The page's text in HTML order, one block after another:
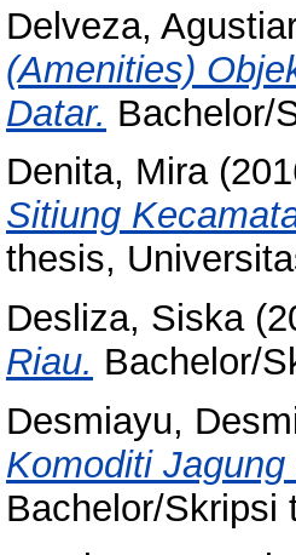
Delveza,
(Amenities)
Datar. Bachelor/
Denita, Mira
Sitiung
thesis,
Desliza, Siska
Riau. Bachelor/
Desmiayu,
Komoditi
Bachelor/Skripsi